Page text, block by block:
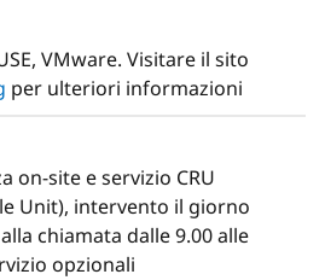
dei processi di
un’operazione semplice e
consente di ridurre i tempi
al 95% rispetto alle
ThinkShield protegge
ciclo operativo, da
quello di smaltimento.
VMware. Visitare il sito
per ulteriori informazioni
on-site e servizio CRU
Unit), intervento il giorno
chiamata dalle 9.00 alle
opzionali